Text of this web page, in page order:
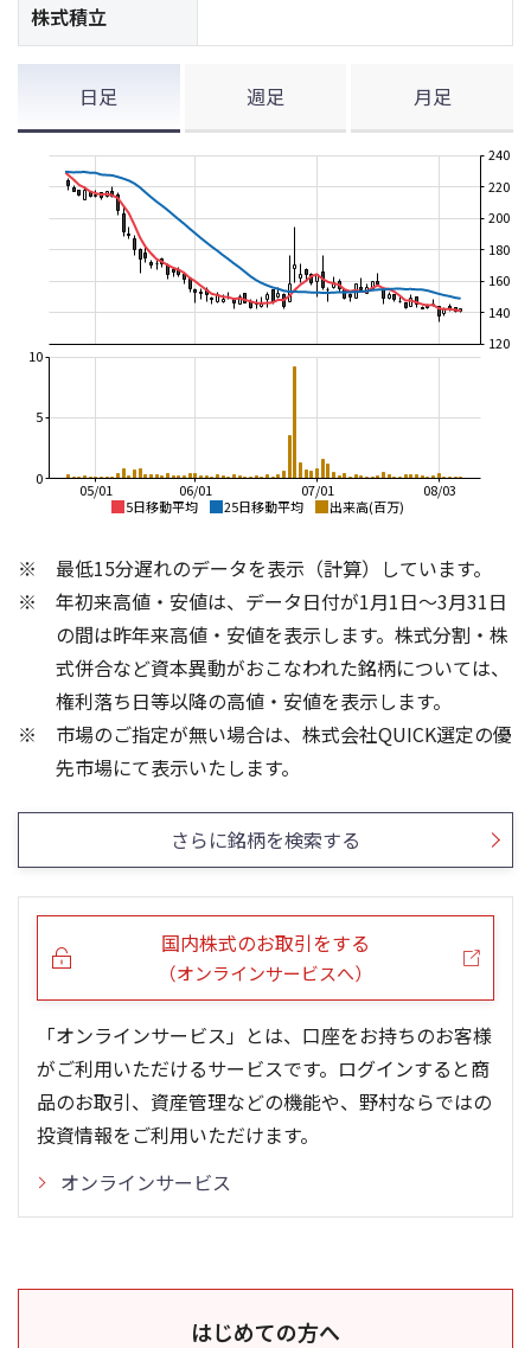
株式積立
日足 週足 月足
5日移動平均 25日移動平均 出来高(百万)
08/03
07/01
06/01
05/01
120
140
160
180
200
220
240
0
5
10
13週移動平均 26週移動平均 出来高(百万)
0
400
600
800
1,000
0
5
10
5ヶ月移動平均 25ヶ月移動平均 出来高(百万)
0
400
600
800
1,000
0
4
8
最低15分遅れのデータを表示（計算）しています。
年初来高値・安値は、データ日付が1月1日～3月31日
の間は昨年来高値・安値を表示します。株式分割・株
式併合など資本異動がおこなわれた銘柄については、
権利落ち日等以降の高値・安値を表示します。
市場のご指定が無い場合は、株式会社QUICK選定の優
先市場にて表示いたします。
さらに銘柄を検索する
国内株式のお取引をする
（オンラインサービスへ）
「オンラインサービス」とは、口座をお持ちのお客様
がご利用いただけるサービスです。ログインすると商
品のお取引、資産管理などの機能や、野村ならではの
投資情報をご利用いただけます。
オンラインサービス
はじめての方へ